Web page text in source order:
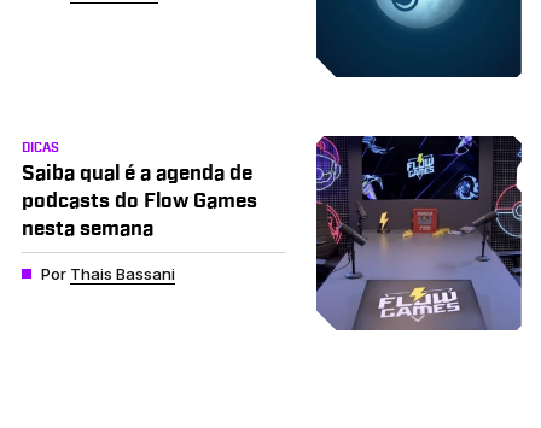
DICAS
Saiba qual é a agenda de
podcasts do Flow Games
nesta semana
Por Thais Bassani